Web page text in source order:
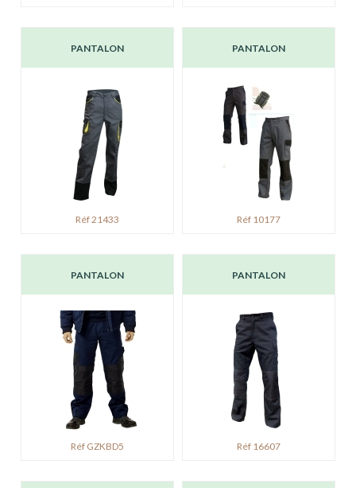
PANTALON
Réf 21433
PANTALON
Réf 10177
PANTALON
Réf GZKBD5
PANTALON
Réf 16607